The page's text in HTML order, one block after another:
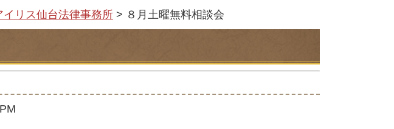
イリス仙台法律事務所 > ８月土曜無料相談会